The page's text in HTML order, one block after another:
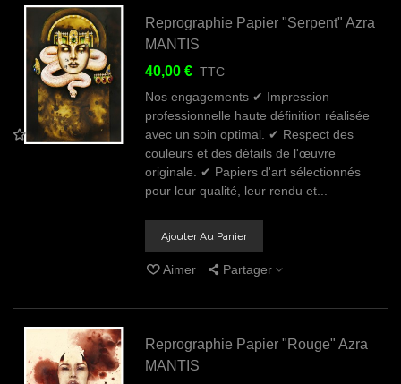
Reprographie Papier "Serpent" Azra
MANTIS
40,00 € TTC
Nos engagements ✔ Impression
professionnelle haute définition réalisée
avec un soin optimal. ✔ Respect des
couleurs et des détails de l'œuvre
originale. ✔ Papiers d'art sélectionnés
pour leur qualité, leur rendu et...
Ajouter Au Panier
Aimer Partager
Reprographie Papier "Rouge" Azra
MANTIS